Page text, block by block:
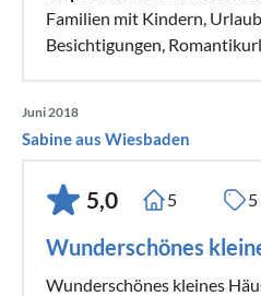
Familien mit Kindern,
Besichtigungen,
Juni 2018
Sabine aus Wiesbaden
5,0 5 5
Wunderschönes
Wunderschönes kleines